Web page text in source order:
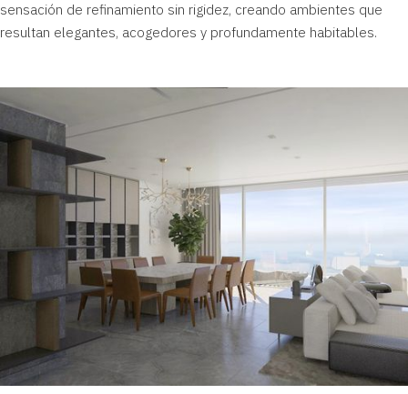
sensación de refinamiento sin rigidez, creando ambientes que
resultan elegantes, acogedores y profundamente habitables.